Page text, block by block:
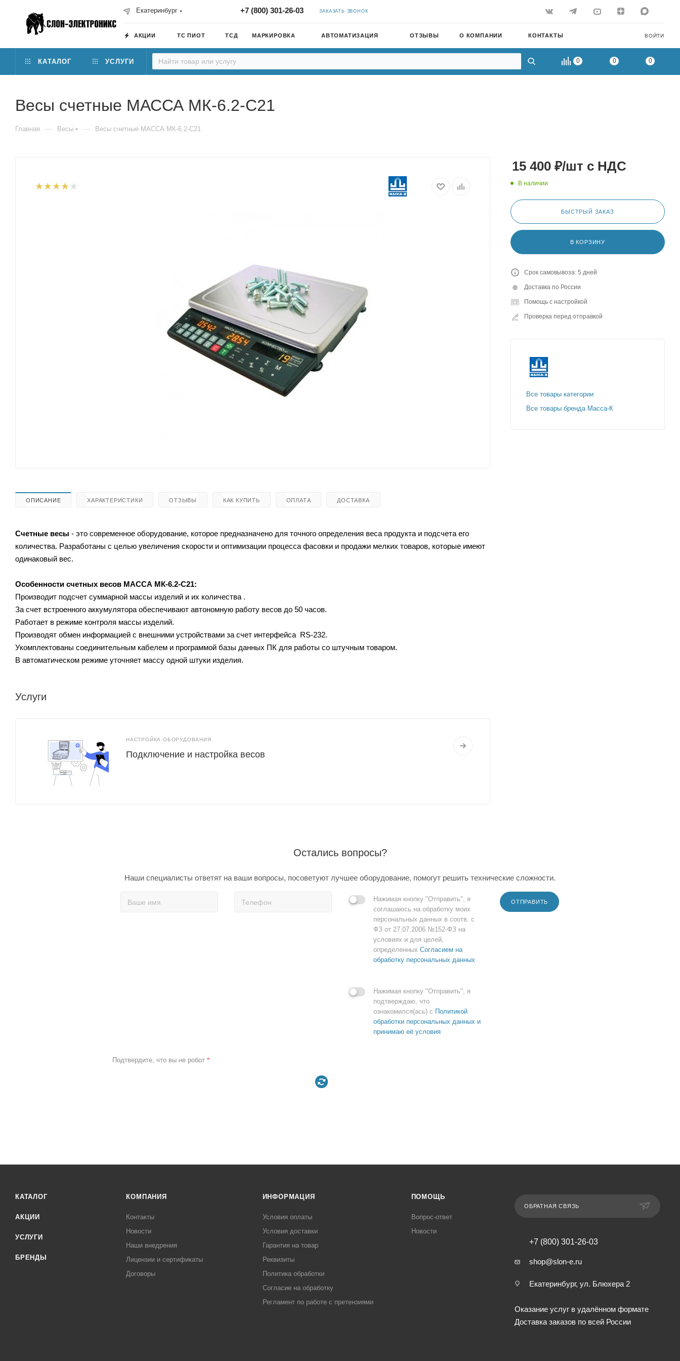
Екатеринбург +7 (800) 301-26-03 ЗАКАЗАТЬ ЗВОНОК
ВОЙТИ
АКЦИИ ТС ПИОТ ТСД МАРКИРОВКА АВТОМАТИЗАЦИЯ ОТЗЫВЫ О КОМПАНИИ КОНТАКТЫ
0 0 0
КАТАЛОГ УСЛУГИ
Весы счетные МАССА МК-6.2-С21
Главная — Весы — Весы счетные МАССА МК-6.2-С21
ОПИСАНИЕ ХАРАКТЕРИСТИКИ ОТЗЫВЫ КАК КУПИТЬ ОПЛАТА ДОСТАВКА
Счетные весы - это современное оборудование, которое предназначено для точного определения веса продукта и подсчета его
количества. Разработаны с целью увеличения скорости и оптимизации процесса фасовки и продажи мелких товаров, которые имеют
одинаковый вес.
Особенности счетных весов МАССА МК-6.2-С21:
Производит подсчет суммарной массы изделий и их количества .
За счет встроенного аккумулятора обеспечивают автономную работу весов до 50 часов.
Работает в режиме контроля массы изделий.
Производят обмен информацией с внешними устройствами за счет интерфейса RS-232.
Укомплектованы соединительным кабелем и программой базы данных ПК для работы со штучным товаром.
В автоматическом режиме уточняет массу одной штуки изделия.
Услуги
НАСТРОЙКА ОБОРУДОВАНИЯ
Подключение и настройка весов
15 400 ₽/шт с НДС
В наличии
БЫСТРЫЙ ЗАКАЗ
В КОРЗИНУ
Срок самовывоза: 5 дней
Доставка по России
Помощь с настройкой
Проверка перед отправкой
Все товары категории
Все товары бренда Масса-К
Остались вопросы?
Наши специалисты ответят на ваши вопросы, посоветуют лучшее оборудование, помогут решить технические сложности.
Нажимая кнопку "Отправить", я
соглашаюсь на обработку моих
персональных данных в соотв. с
ФЗ от 27.07.2006 №152-ФЗ на
условиях и для целей,
определенных Согласием на
обработку персональных данных
Нажимая кнопку "Отправить", я
подтверждаю, что
ознакомился(ась) с Политикой
обработки персональных данных и
принимаю её условия
ОТПРАВИТЬ
Подтвердите, что вы не робот *
КАТАЛОГ
АКЦИИ
УСЛУГИ
БРЕНДЫ
КОМПАНИЯ
Контакты
Новости
Наши внедрения
Лицензии и сертификаты
Договоры
ИНФОРМАЦИЯ
Условия оплаты
Условия доставки
Гарантия на товар
Реквизиты
Политика обработки
Согласие на обработку
Регламент по работе с претензиями
ПОМОЩЬ
Вопрос-ответ
Новости
ОБРАТНАЯ СВЯЗЬ
+7 (800) 301-26-03
shop@slon-e.ru
Екатеринбург, ул. Блюхера 2
Оказание услуг в удалённом формате
Доставка заказов по всей России